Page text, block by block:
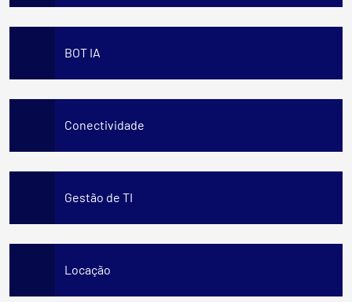
BOT IA
Conectividade
Gestão de TI
Locação